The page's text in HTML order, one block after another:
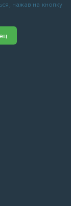
нажав на кнопку